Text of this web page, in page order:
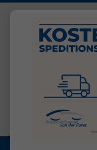
Öffnungszeiten: Mo - Fr 08.00 -